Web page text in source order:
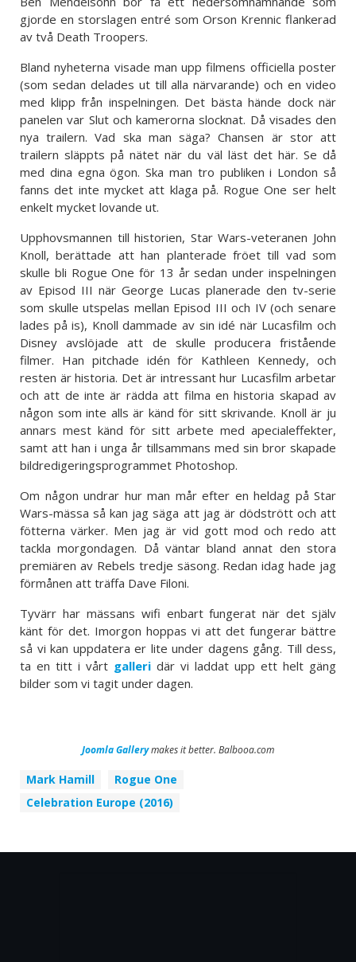
gjorde en storslagen entré som Orson Krennic flankerad
av två Death Troopers.
Bland nyheterna visade man upp filmens officiella poster
(som sedan delades ut till alla närvarande) och en video
med klipp från inspelningen. Det bästa hände dock när
panelen var Slut och kamerorna slocknat. Då visades den
nya trailern. Vad ska man säga? Chansen är stor att
trailern släppts på nätet när du väl läst det här. Se då
med dina egna ögon. Ska man tro publiken i London så
fanns det inte mycket att klaga på. Rogue One ser helt
enkelt mycket lovande ut.
Upphovsmannen till historien, Star Wars-veteranen John
Knoll, berättade att han planterade fröet till vad som
skulle bli Rogue One för 13 år sedan under inspelningen
av Episod III när George Lucas planerade den tv-serie
som skulle utspelas mellan Episod III och IV (och senare
lades på is), Knoll dammade av sin idé när Lucasfilm och
Disney avslöjade att de skulle producera fristående
filmer. Han pitchade idén för Kathleen Kennedy, och
resten är historia. Det är intressant hur Lucasfilm arbetar
och att de inte är rädda att filma en historia skapad av
någon som inte alls är känd för sitt skrivande. Knoll är ju
annars mest känd för sitt arbete med apecialeffekter,
samt att han i unga år tillsammans med sin bror skapade
bildredigeringsprogrammet Photoshop.
Om någon undrar hur man mår efter en heldag på Star
Wars-mässa så kan jag säga att jag är dödstrött och att
fötterna värker. Men jag är vid gott mod och redo att
tackla morgondagen. Då väntar bland annat den stora
premiären av Rebels tredje säsong. Redan idag hade jag
förmånen att träffa Dave Filoni.
Tyvärr har mässans wifi enbart fungerat när det själv
känt för det. Imorgon hoppas vi att det fungerar bättre
så vi kan uppdatera er lite under dagens gång. Till dess,
ta en titt i vårt galleri där vi laddat upp ett helt gäng
bilder som vi tagit under dagen.
Joomla Gallerymakes it better. Balbooa.com
Mark Hamill
Rogue One
Celebration Europe (2016)